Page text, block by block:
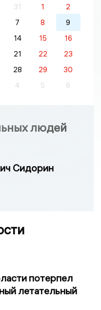
31 1
2
7 8
9
14 15
16
21 22
23
28 29
30
4 5 6
людей
Сидорин
потерпел
летательный